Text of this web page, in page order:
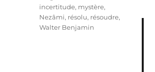
incertitude, mystère,
Nezâmi, résolu, résoudre,
Walter Benjamin